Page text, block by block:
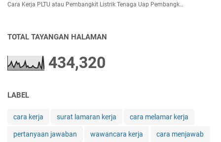
Cara Kerja PLTU atau Pembangkit Listrik Tenaga Uap Pembangk…
TOTAL TAYANGAN HALAMAN
434,320
LABEL
cara kerja surat lamaran kerja cara melamar kerja
pertanyaan jawaban wawancara kerja cara menjawab